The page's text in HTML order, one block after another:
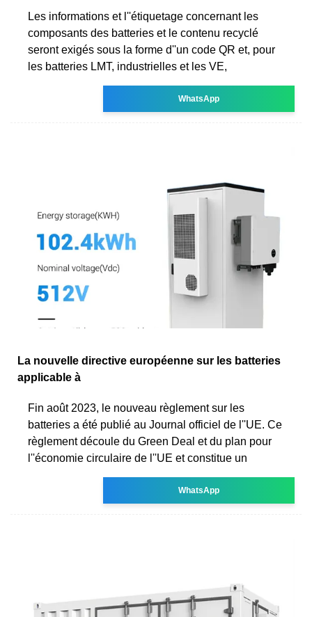
Les informations et l''étiquetage concernant les
composants des batteries et le contenu recyclé
seront exigés sous la forme d''un code QR et, pour
les batteries LMT, industrielles et les VE,
WhatsApp
La nouvelle directive européenne sur les batteries
applicable à
Fin août 2023, le nouveau règlement sur les
batteries a été publié au Journal officiel de l''UE. Ce
règlement découle du Green Deal et du plan pour
l''économie circulaire de l''UE et constitue un
WhatsApp